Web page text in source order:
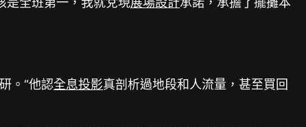
。“他認全息投影真剖析過地段和人流量，甚至買回